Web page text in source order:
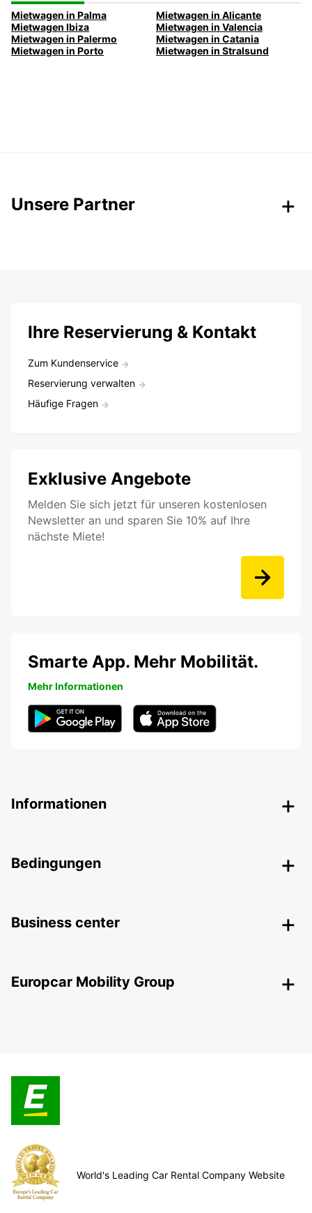
Mietwagen in Palma
Mietwagen in Alicante
Mietwagen Ibiza
Mietwagen in Valencia
Mietwagen in Palermo
Mietwagen in Catania
Mietwagen in Porto
Mietwagen in Stralsund
Unsere Partner
Ihre Reservierung & Kontakt
Zum Kundenservice
Reservierung verwalten
Häufige Fragen
Exklusive Angebote
Melden Sie sich jetzt für unseren kostenlosen
Newsletter an und sparen Sie 10% auf Ihre
nächste Miete!
Smarte App. Mehr Mobilität.
Mehr Informationen
Informationen
Bedingungen
Business center
Europcar Mobility Group
World's Leading Car Rental Company Website